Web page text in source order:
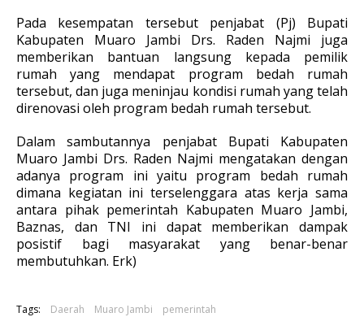
Pada kesempatan tersebut penjabat (Pj) Bupati
Kabupaten Muaro Jambi Drs. Raden Najmi juga
memberikan bantuan langsung kepada pemilik
rumah yang mendapat program bedah rumah
tersebut, dan juga meninjau kondisi rumah yang telah
direnovasi oleh program bedah rumah tersebut.
Dalam sambutannya penjabat Bupati Kabupaten
Muaro Jambi Drs. Raden Najmi mengatakan dengan
adanya program ini yaitu program bedah rumah
dimana kegiatan ini terselenggara atas kerja sama
antara pihak pemerintah Kabupaten Muaro Jambi,
Baznas, dan TNI ini dapat memberikan dampak
posistif bagi masyarakat yang benar-benar
membutuhkan. Erk)
Tags: Daerah Muaro Jambi pemerintah